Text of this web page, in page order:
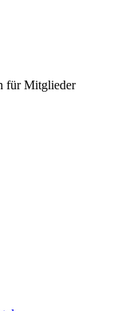
für Mitglieder